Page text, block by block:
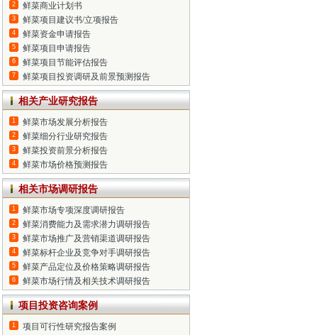
2 鲜菜商业计划书
3 鲜菜项目建议书/立项报告
4 鲜菜资金申请报告
5 鲜菜项目申请报告
6 鲜菜项目节能评估报告
7 鲜菜项目投资调研及前景预测报告
相关产业研究报告
1 鲜菜市场发展分析报告
2 鲜菜细分行业研究报告
3 鲜菜投资前景分析报告
4 鲜菜市场价格预测报告
相关市场调研报告
1 鲜菜市场专项深度调研报告
2 鲜菜消费能力及需求潜力调研报告
3 鲜菜市场推广及营销渠道调研报告
4 鲜菜标杆企业及竞争对手调研报告
5 鲜菜产品定位及价格策略调研报告
6 鲜菜市场行情及相关技术调研报告
项目投资咨询案例
1 项目可行性研究报告案例